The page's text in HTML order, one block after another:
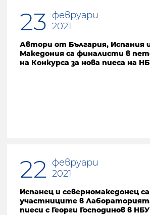
23 февруари
2021
Автори от България, Испания
Македония са финалисти в
на Конкурса за нова пиеса на
22 февруари
2021
Испанец и северномакедонец
участниците в
пиеси с Георги Господинов в НБУ